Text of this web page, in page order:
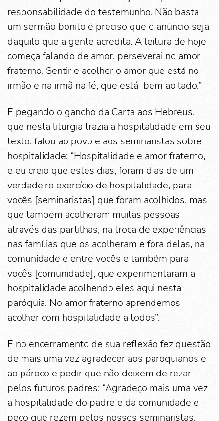
responsabilidade do testemunho. Não basta
um sermão bonito é preciso que o anúncio seja
daquilo que a gente acredita. A leitura de hoje
começa falando de amor, perseverai no amor
fraterno. Sentir e acolher o amor que está no
irmão e na irmã na fé, que está bem ao lado.”
E pegando o gancho da Carta aos Hebreus,
que nesta liturgia trazia a hospitalidade em seu
texto, falou ao povo e aos seminaristas sobre
hospitalidade: “Hospitalidade e amor fraterno,
e eu creio que estes dias, foram dias de um
verdadeiro exercício de hospitalidade, para
vocês [seminaristas] que foram acolhidos, mas
que também acolheram muitas pessoas
através das partilhas, na troca de experiências
nas famílias que os acolheram e fora delas, na
comunidade e entre vocês e também para
vocês [comunidade], que experimentaram a
hospitalidade acolhendo eles aqui nesta
paróquia. No amor fraterno aprendemos
acolher com hospitalidade a todos”.
E no encerramento de sua reflexão fez questão
de mais uma vez agradecer aos paroquianos e
ao pároco e pedir que não deixem de rezar
pelos futuros padres: “Agradeço mais uma vez
a hospitalidade do padre e da comunidade e
peço que rezem pelos nossos seminaristas.